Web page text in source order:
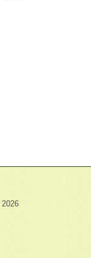
2026